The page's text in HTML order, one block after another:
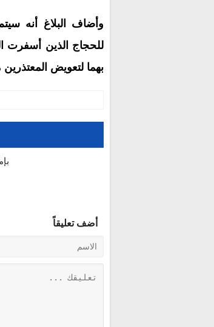
وأضاف البلاغ أنه
للحجاج الذين أسفرت
بهما لتعويض المعتذرين
أضف تعليقاً